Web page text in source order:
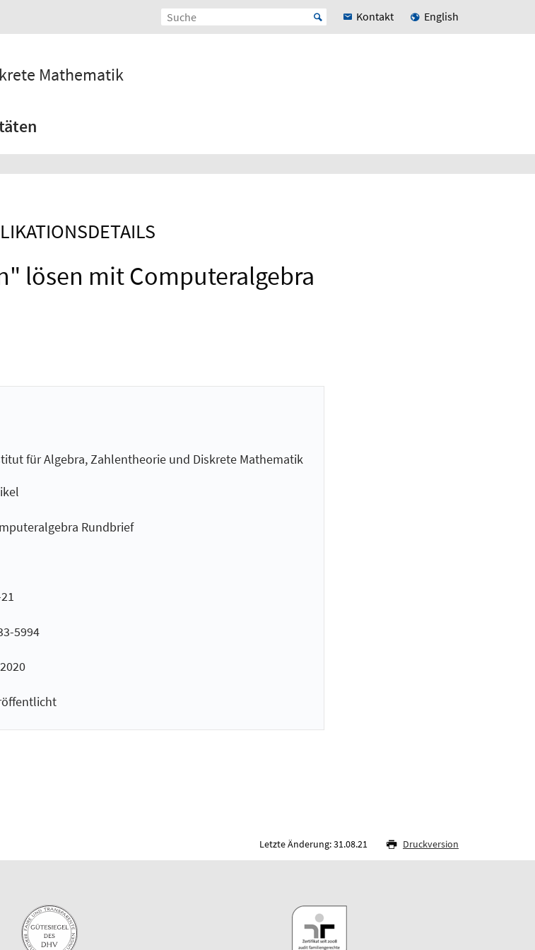
Kontakt English
Mathematik
lösen mit Computeralgebra
für Algebra, Zahlentheorie und Diskrete Mathematik
Rundbrief
5994
Letzte Änderung: 31.08.21 Druckversion